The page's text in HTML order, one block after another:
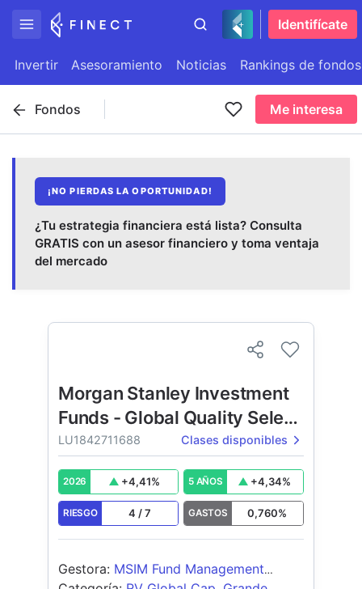
Identifícate
Invertir Asesoramiento Noticias Rankings de fondos
Fondos Me interesa
¡NO PIERDAS LA OPORTUNIDAD!
¿Tu estrategia financiera está lista? Consulta
GRATIS con un asesor financiero y toma ventaja
del mercado
Morgan Stanley Investment
Funds - Global Quality Select
Fund
LU1842711688 Clases disponibles
2026 +4,41% 5 AÑOS +4,34%
RIESGO 4 /7 GASTOS 0,760%
Gestora: MSIM Fund Management